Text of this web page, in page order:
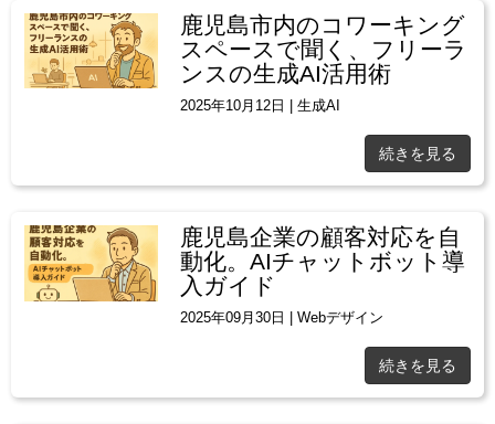
鹿児島市内のコワーキング
スペースで聞く、フリーラ
ンスの生成AI活用術
2025年10月12日 |生成AI
続きを見る
鹿児島企業の顧客対応を自
動化。AIチャットボット導
入ガイド
2025年09月30日 |Webデザイン
続きを見る